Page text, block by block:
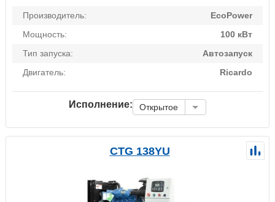
Производитель:
EcoPower
Мощность:
100 кВт
Тип запуска:
Автозапуск
Двигатель:
Ricardo
Исполнение: Открытое
CTG 138YU